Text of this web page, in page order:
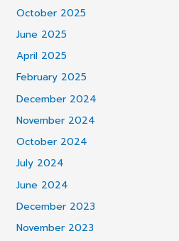
October 2025
June 2025
April 2025
February 2025
December 2024
November 2024
October 2024
July 2024
June 2024
December 2023
November 2023